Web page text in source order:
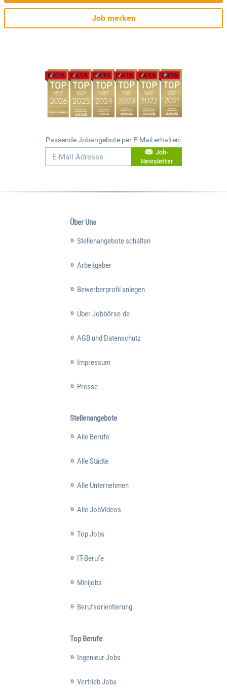
Job merken
Passende Jobangebote per E-Mail erhalten:
Job-
Newsletter
Über Uns
Stellenangebote schalten
Arbeitgeber
Bewerberprofil anlegen
Über Jobbörse.de
AGB und Datenschutz
Impressum
Presse
Stellenangebote
Alle Berufe
Alle Städte
Alle Unternehmen
Alle JobVideos
Top Jobs
IT-Berufe
Minijobs
Berufsorientierung
Top Berufe
Ingenieur Jobs
Vertrieb Jobs